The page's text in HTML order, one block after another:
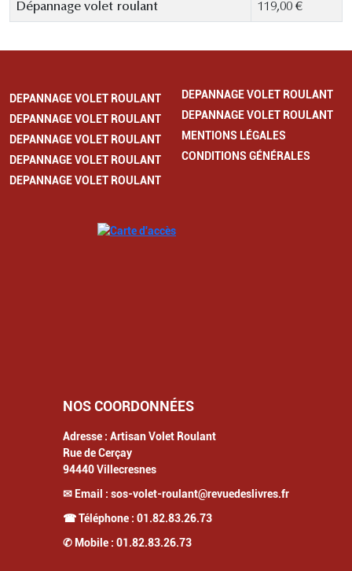
Dépannage volet roulant 119,00 €
DEPANNAGE VOLET ROULANT
DEPANNAGE VOLET ROULANT
DEPANNAGE VOLET ROULANT
DEPANNAGE VOLET ROULANT
DEPANNAGE VOLET ROULANT
DEPANNAGE VOLET ROULANT
DEPANNAGE VOLET ROULANT
MENTIONS LÉGALES
CONDITIONS GÉNÉRALES
NOS COORDONNÉES
Adresse : Artisan Volet Roulant
Rue de Cerçay
94440Villecresnes
✉ Email : sos-volet-roulant@revuedeslivres.fr
☎ Téléphone : 01.82.83.26.73
✆ Mobile : 01.82.83.26.73